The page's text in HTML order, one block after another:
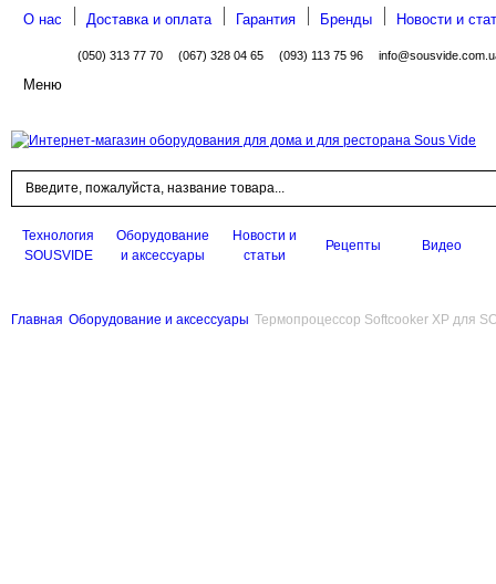
О нас Доставка и оплата Гарантия Бренды Новости и
(050) 313 77 70 (067) 328 04 65 (093) 113 75 96
Меню
Технология
SOUSVIDE
Оборудование
и аксессуары
Новости и
статьи
Рецепты Видео
Главная Оборудование и аксессуары Термопроцессор Softcooker XP для